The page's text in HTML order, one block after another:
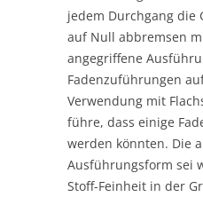
jedem Durchgang die
auf Null abbremsen
angegriffene
Fadenzuführungen
Verwendung mit
führe, dass einige
werden könnten. Die
Ausführungsform sei
Stoff-Feinheit in der